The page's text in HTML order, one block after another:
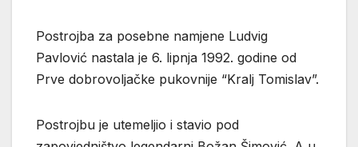
Postrojba za posebne namjene Ludvig
Pavlović nastala je 6. lipnja 1992. godine od
Prve dobrovoljačke pukovnije “Kralj Tomislav”.
Postrojbu je utemeljio i stavio pod